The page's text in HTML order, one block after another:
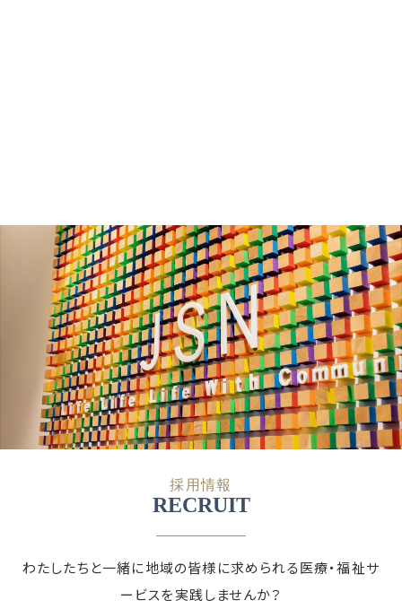
採用情報
RECRUIT
わたしたちと一緒に地域の皆様に求められる医療・福祉サ
ービスを実践しませんか？